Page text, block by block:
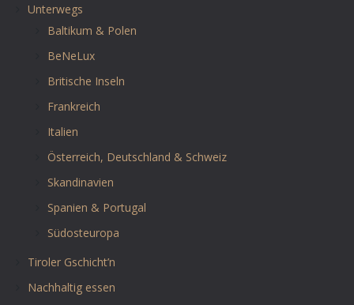
Unterwegs
Baltikum & Polen
BeNeLux
Britische Inseln
Frankreich
Italien
Österreich, Deutschland & Schweiz
Skandinavien
Spanien & Portugal
Südosteuropa
Tiroler Gschicht’n
Nachhaltig essen